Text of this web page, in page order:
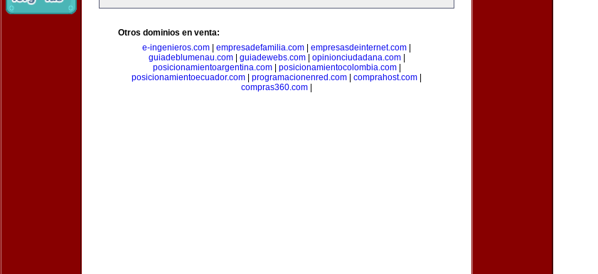
Otros dominios en venta:
e-ingenieros.com
empresadefamilia.com empresasdeinternet.com
guiadeblumenau.com| guiadewebs.com| opinionciudadana.com|
posicionamientoargentina.com| posicionamientocolombia.com|
posicionamientoecuador.com
programacionenred.com comprahost.com
compras360.com